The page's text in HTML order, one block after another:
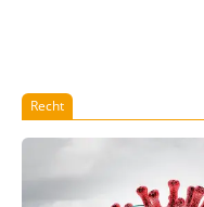
Recht